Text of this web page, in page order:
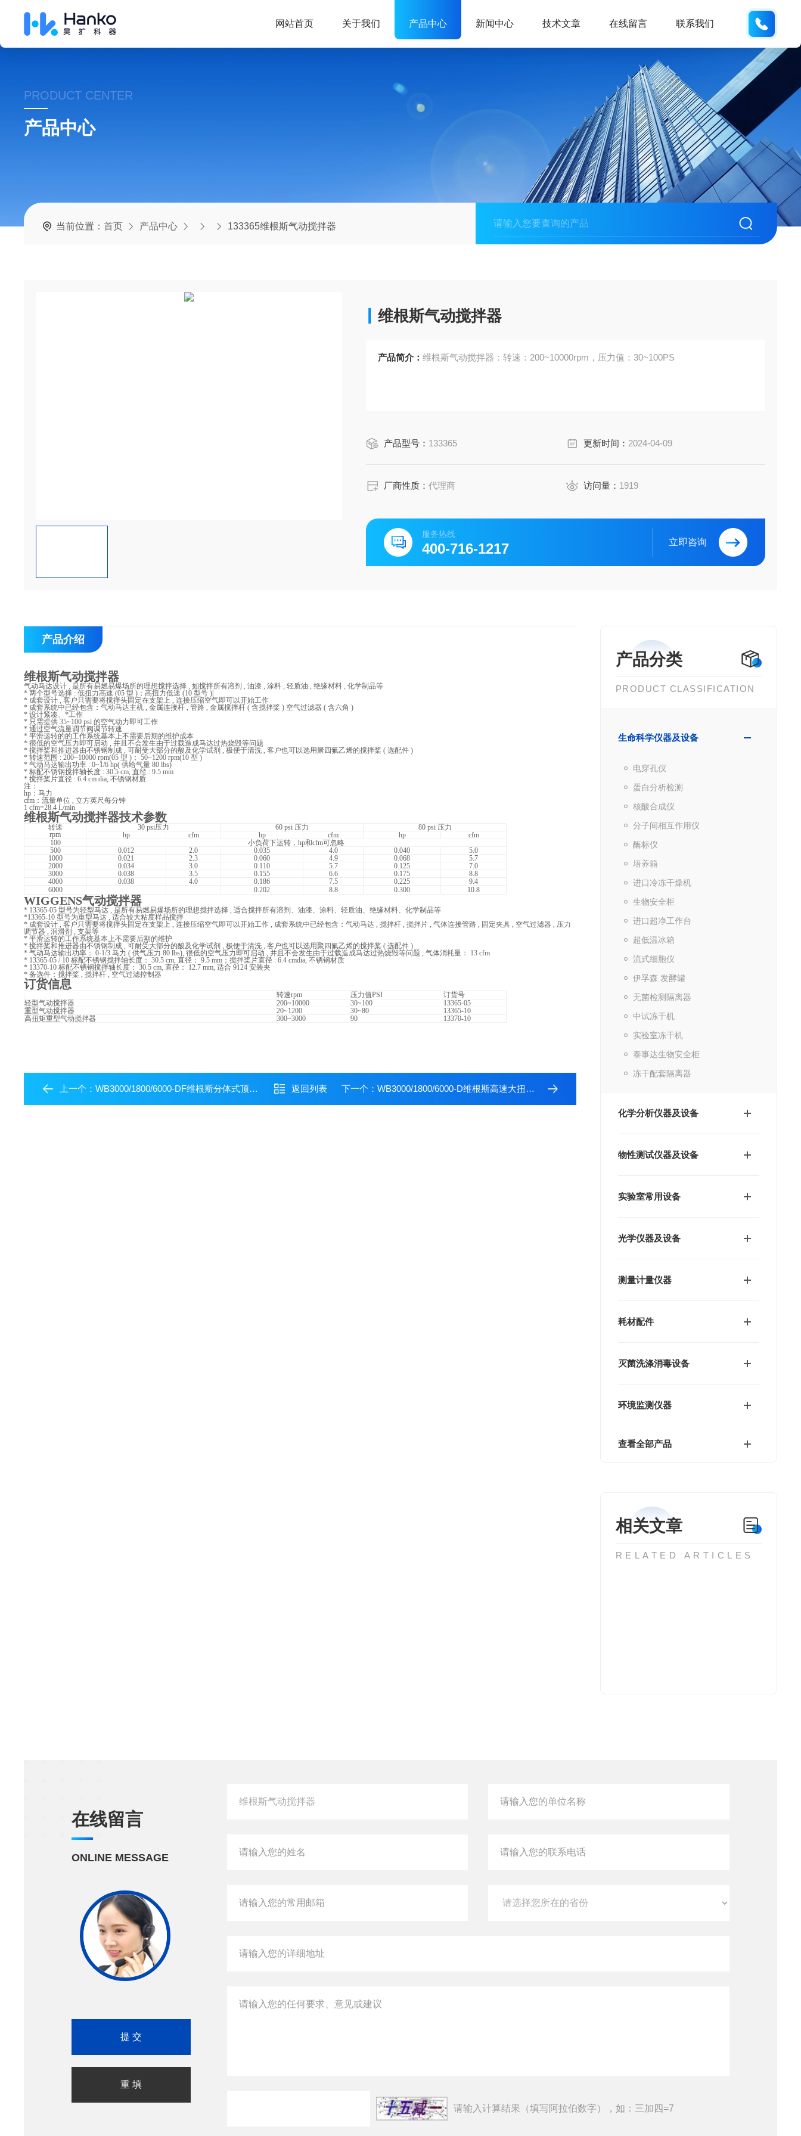
网站首页 关于我们 产品中心 新闻中心 技术文章 在线留言 联系我们
PRODUCT CENTER
产品中心
当前位置：首页 产品中心 133365维根斯气动搅拌器
维根斯气动搅拌器
产品简介：维根斯气动搅拌器：转速：200~10000rpm，压力值：30~100PS
产品型号： 133365 更新时间： 2024-04-09
厂商性质：代理商 访问量： 1919
服务热线
400-716-1217 立即咨询
产品分类
PRODUCT CLASSIFICATION
生命科学仪器及设备
电穿孔仪
蛋白分析检测
核酸合成仪
分子间相互作用仪
酶标仪
培养箱
进口冷冻干燥机
生物安全柜
进口超净工作台
超低温冰箱
流式细胞仪
伊孚森 发酵罐
无菌检测隔离器
中试冻干机
实验室冻干机
泰事达生物安全柜
冻干配套隔离器
化学分析仪器及设备
物性测试仪器及设备
实验室常用设备
光学仪器及设备
测量计量仪器
耗材配件
灭菌洗涤消毒设备
环境监测仪器
查看全部产品
相关文章
RELATED ARTICLES
产品介绍
维根斯气动搅拌器
气动马达设计 , 是所有易燃易爆场所的理想搅拌选择 , 如搅拌所有溶剂 , 油漆 , 涂料 , 轻质油 , 绝缘材料 , 化学制品等
* 两个型号选择 : 低扭力高速 (05 型 )；高扭力低速 (10 型号 )|
* 成套设计 , 客户只需要将搅拌头固定在支架上 , 连接压缩空气即可以开始工作
* 成套系统中已经包含：气动马达主机 , 金属连接杆 , 管路 , 金属搅拌杆 ( 含搅拌桨 ) 空气过滤器 ( 含六角 )
* 设计紧凑、*工作
* 只需提供 35~100 psi 的空气动力即可工作
* 通过空气流量调节阀调节转速
* 平滑运转的的工作系统基本上不需要后期的维护成本
* 很低的空气压力即可启动 , 并且不会发生由于过载造成马达过热烧毁等问题
* 搅拌桨和推进器由不锈钢制成 , 可耐受大部分的酸及化学试剂 , 极便于清洗 , 客户也可以选用聚四氟乙烯的搅拌桨 ( 选配件 )
* 转速范围 : 200~10000 rpm(05 型 )； 50~1200 rpm(10 型 )
* 气动马达输出功率 : 0~1/6 hp( 供给气量 80 lbs)
* 标配不锈钢搅拌轴长度 : 30.5 cm, 直径 : 9.5 mm
* 搅拌桨片直径 : 6.4 cm dia, 不锈钢材质
注：
hp：马力
cfm：流量单位 , 立方英尺每分钟
1 cfm=28.4 L/min
维根斯气动搅拌器技术参数
转速
rpm
30 psi压力 60 psi 压力 80 psi 压力
hp
cfm hp cfm hp
cfm
100
小负荷下运转，hp和cfm可忽略
500
0.012 2.0 0.035 4.0 0.040
5.0
1000
0.021 2.3 0.060 4.9 0.068
5.7
2000
0.034 3.0 0.110 5.7 0.125
7.0
3000
0.038 3.5 0.155 6.6 0.175
8.8
4000
0.038 4.0 0.186 7.5 0.225
9.4
6000
0.202 8.8 0.300 10.8
WIGGENS气动搅拌器
* 13365-05型号为轻型马达 , 是所有易燃易爆场所的理想搅拌选择 , 适合搅拌所有溶剂、油漆、涂料、轻质油、绝缘材料、化学制品等
*13365-10 型号为重型马达 , 适合较大粘度样品搅拌
* 成套设计 , 客户只需要将搅拌头固定在支架上 , 连接压缩空气即可以开始工作 , 成套系统中已经包含：气动马达 , 搅拌杆 , 搅拌片 , 气体连接管路 , 固定夹具 , 空气过滤器 , 压力
调节器 , 润滑剂 , 支架等
* 平滑运转的工作系统基本上不需要后期的维护
* 搅拌桨和推进器由不锈钢制成 , 可耐受大部分的酸及化学试剂 , 极便于清洗 , 客户也可以选用聚四氟乙烯的搅拌桨 ( 选配件 )
* 气动马达输出功率： 0-1/3 马力 ( 供气压力 80 lbs), 很低的空气压力即可启动 , 并且不会发生由于过载造成马达过热烧毁等问题 , 气体消耗量： 13 cfm
* 13365-05 / 10 标配不锈钢搅拌轴长度： 30.5 cm, 直径： 9.5 mm；搅拌桨片直径 : 6.4 cmdia, 不锈钢材质
* 13370-10 标配不锈钢搅拌轴长度： 30.5 cm, 直径： 12.7 mm, 适合 9124 安装夹
* 备选件：搅拌桨 , 搅拌杆 , 空气过滤控制器
订货信息
转速rpm 压力值PSI
订货号
轻型气动搅拌器
200~10000 30~100
13365-05
重型气动搅拌器
20~1200 30~80
13365-10
高扭矩重型气动搅拌器
300~3000 90 13370-10
上一个：WB3000/1800/6000-DF维根斯分体式顶置搅拌器 返回列表 下一个： WB3000/1800/6000-D维根斯高速大扭矩顶置搅拌器
在线留言
ONLINE MESSAGE
请输入计算结果（填写阿拉伯数字），如：三加四=7